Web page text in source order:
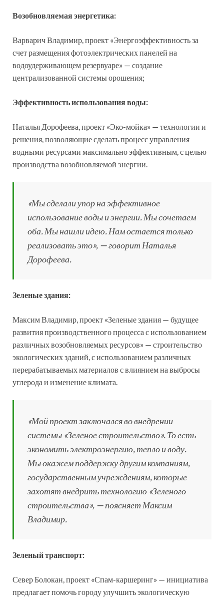
Возобновляемая энергетика:
Варварич Владимир, проект «Энергоэффективность за
счет размещения фотоэлектрических панелей на
водоудерживающем резервуаре» — создание
централизованной системы орошения;
Эффективность использования воды:
Наталья Дорофеева, проект «Эко-мойка» — технологии и
решения, позволяющие сделать процесс управления
водными ресурсами максимально эффективным, с целью
производства возобновляемой энергии.
«Мы сделали упор на эффективное
использование воды и энергии. Мы сочетаем
оба. Мы нашли идею. Нам остается только
реализовать это», — говорит Наталья
Дорофеева.
Зеленые здания:
Максим Владимир, проект «Зеленые здания — будущее
развития производственного процесса с использованием
различных возобновляемых ресурсов» — строительство
экологических зданий, с использованием различных
перерабатываемых материалов с влиянием на выбросы
углерода и изменение климата.
«Мой проект заключался во внедрении
системы «Зеленое строительство». То есть
экономить электроэнергию, тепло и воду.
Мы окажем поддержку другим компаниям,
государственным учреждениям, которые
захотят внедрить технологию «Зеленого
строительства», — поясняет Максим
Владимир.
Зеленый транспорт:
Север Болокан, проект «Спам-каршеринг» — инициатива
предлагает помочь городу улучшить экологическую